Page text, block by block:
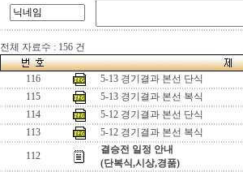
전체 자료수 : 156 건
116 5-13 경기결과 본선 단식
115
5-13 경기결과 본선 복식
114
5-12 경기결과 본선 단식
113
5-12 경기결과 본선 복식
112
결승전 일정 안내
(단복식,시상,경품)